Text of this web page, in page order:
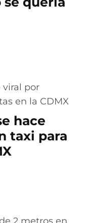
hace
taxi para